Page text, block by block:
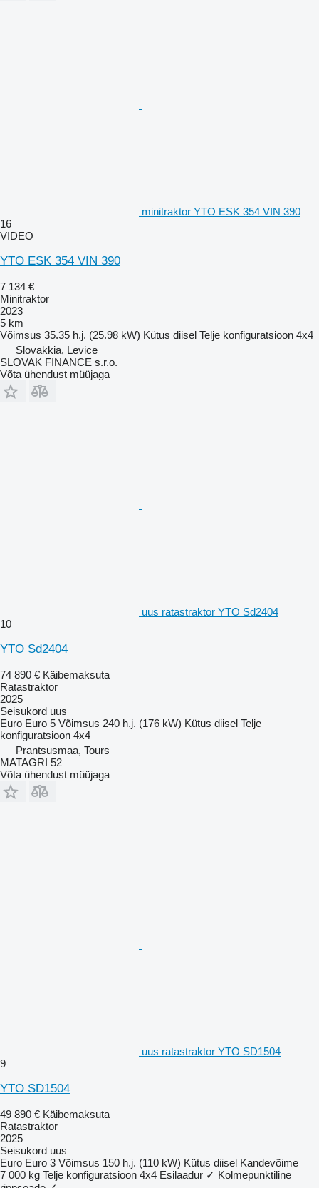
minitraktor YTO ESK 354 VIN 390
16
VIDEO
YTO ESK 354 VIN 390
7 134 €
Minitraktor
2023
5 km
Võimsus 35.35 h.j. (25.98 kW) Kütus diisel Telje konfiguratsioon 4x4
Slovakkia, Levice
SLOVAK FINANCE s.r.o.
Võta ühendust müüjaga
uus ratastraktor YTO Sd2404
10
YTO Sd2404
74 890 € Käibemaksuta
Ratastraktor
2025
Seisukord uus
Euro Euro 5 Võimsus 240 h.j. (176 kW) Kütus diisel Telje
konfiguratsioon 4x4
Prantsusmaa, Tours
MATAGRI 52
Võta ühendust müüjaga
uus ratastraktor YTO SD1504
9
YTO SD1504
49 890 € Käibemaksuta
Ratastraktor
2025
Seisukord uus
Euro Euro 3 Võimsus 150 h.j. (110 kW) Kütus diisel Kandevõime
7 000 kg Telje konfiguratsioon 4x4 Esilaadur ✓ Kolmepunktiline